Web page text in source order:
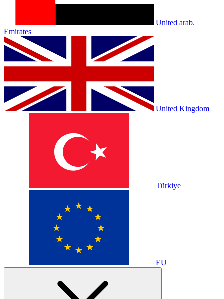
United arab.
Emirates
United Kingdom
Türkiye
EU